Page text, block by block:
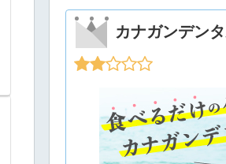
カナガンデン